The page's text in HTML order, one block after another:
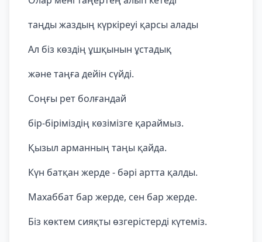
таңды жаздың күркіреуі қарсы алады
Ал біз көздің ұшқынын ұстадық
және таңға дейін сүйді.
Соңғы рет болғандай
бір-біріміздің көзімізге қараймыз.
Қызыл арманның таңы қайда.
Күн батқан жерде - бәрі артта қалды.
Махаббат бар жерде, сен бар жерде.
Біз көктем сияқты өзгерістерді күтеміз.